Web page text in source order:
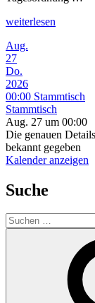
25.08.2026“
weiterlesen
Aug.
27
Do.
2026
00:00 Stammtisch
Stammtisch
Aug. 27 um 00:00
Die genauen
bekannt gegeben
Kalender anzeigen
Suche
Suchen
nach: